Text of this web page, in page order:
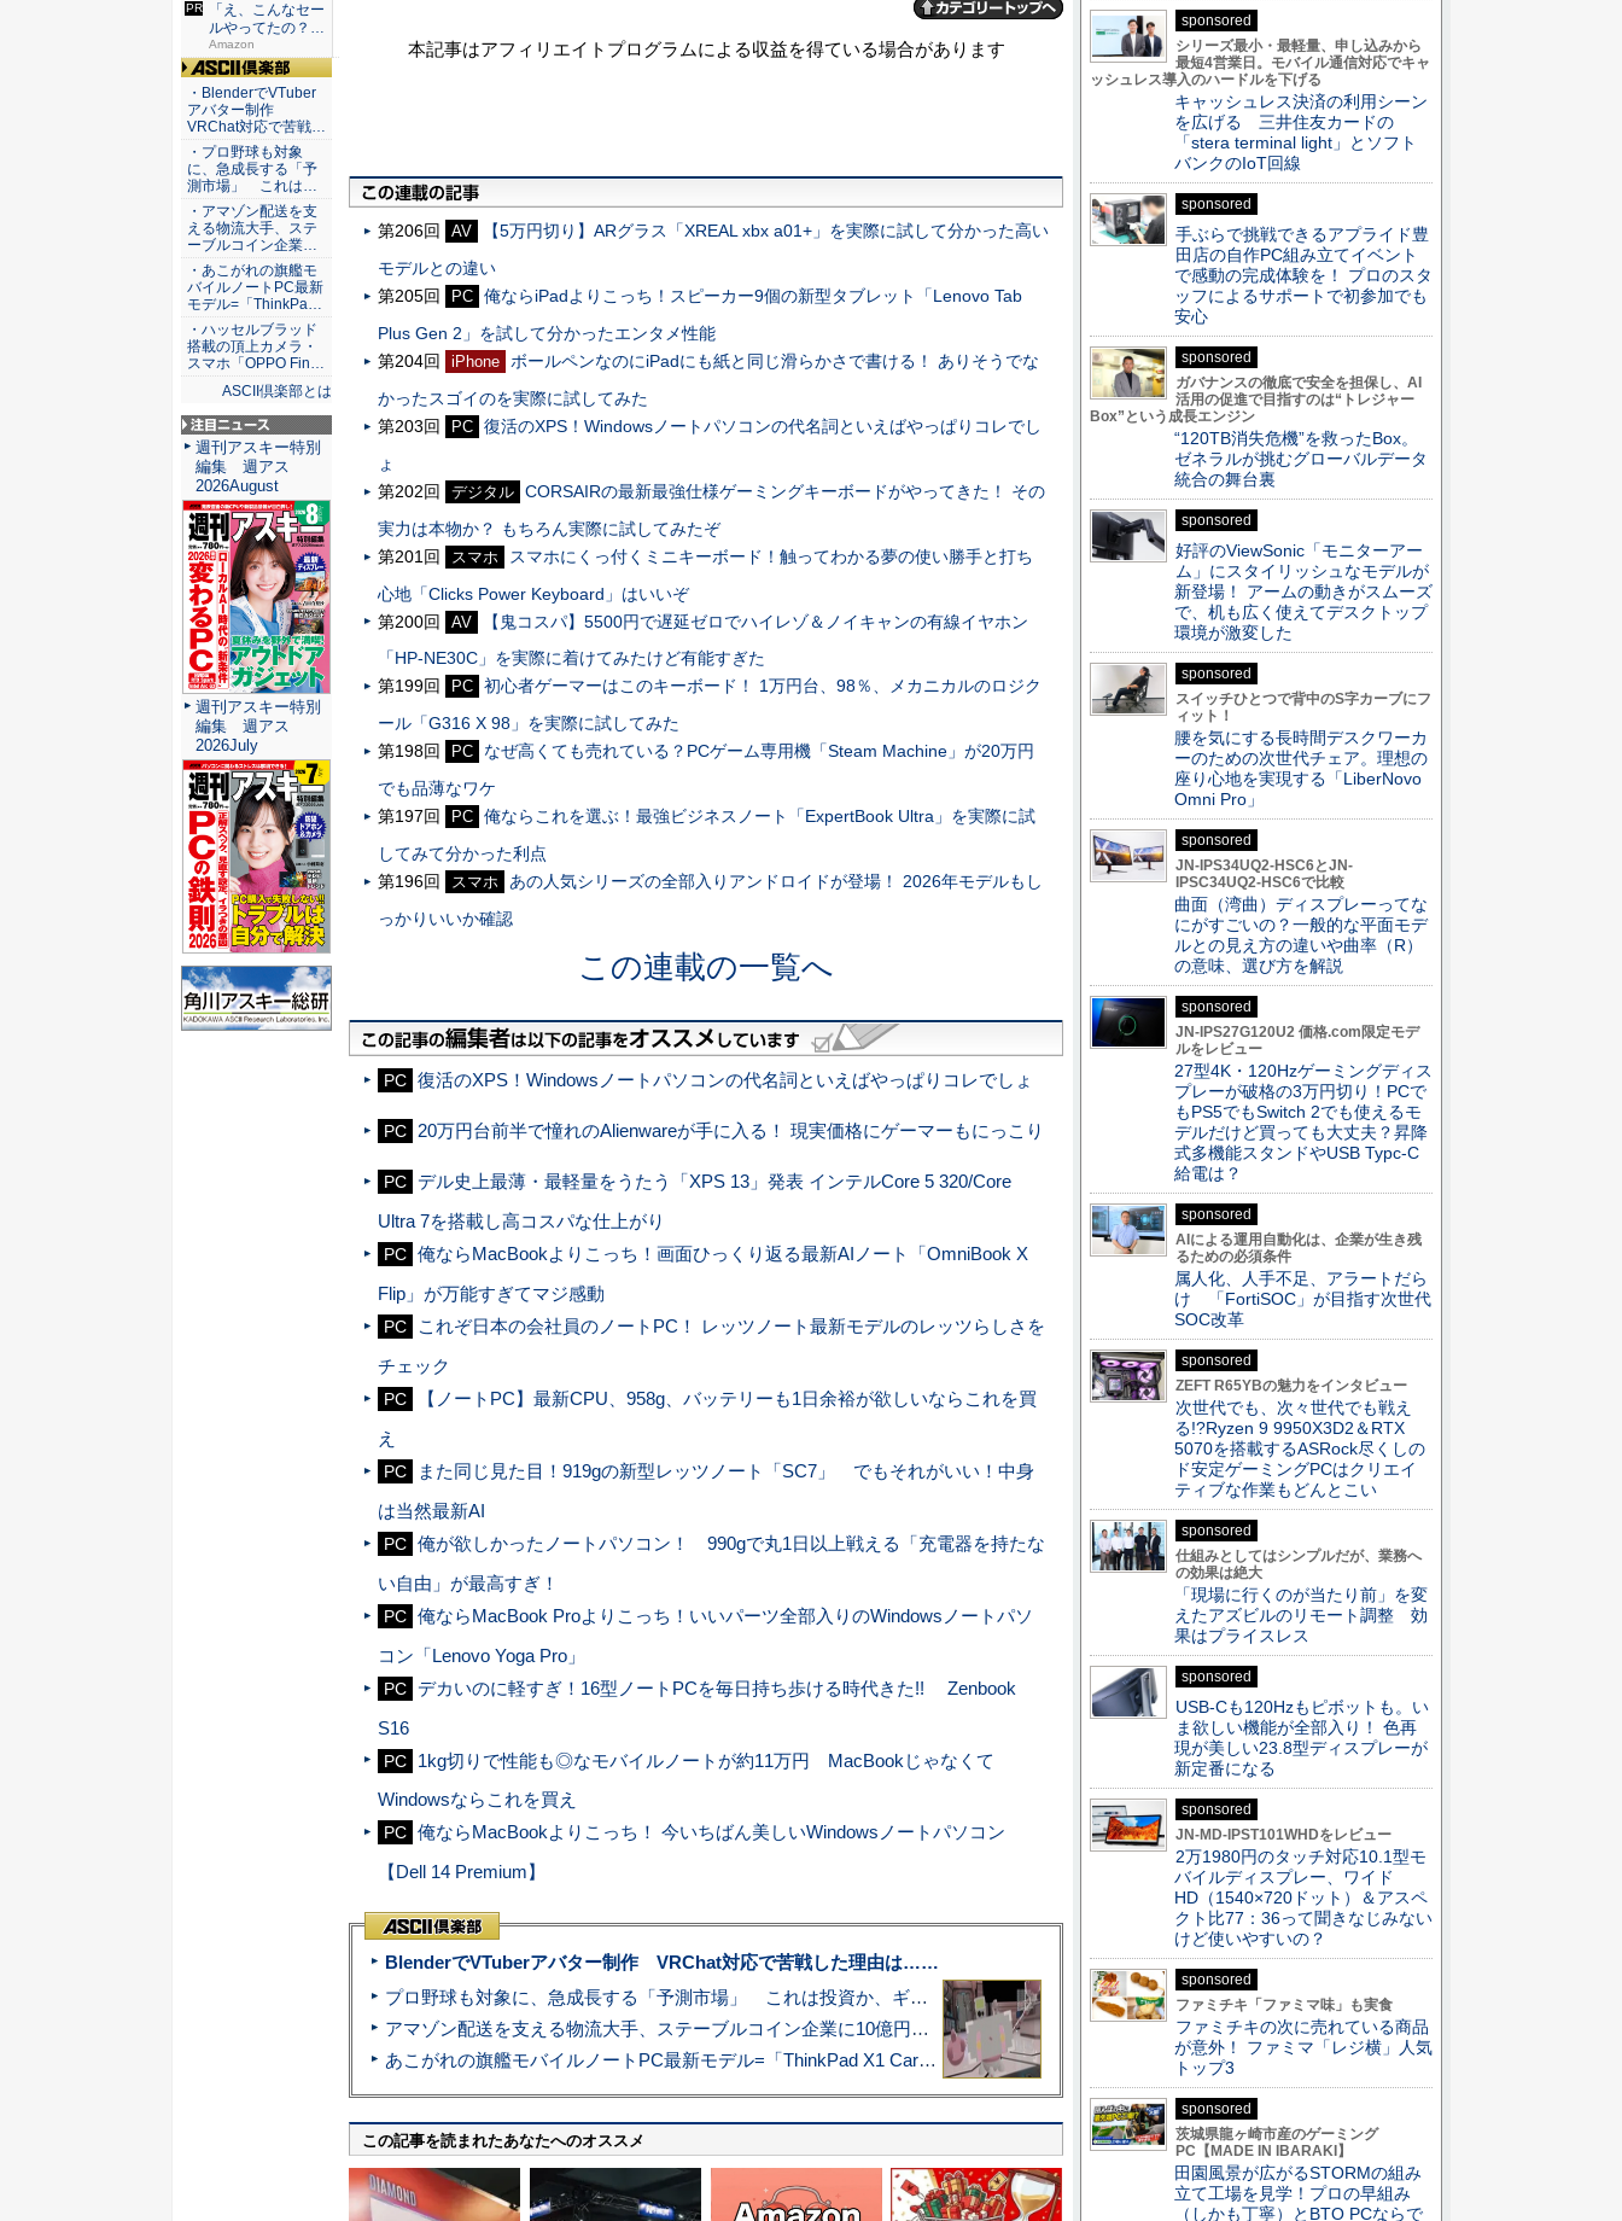
本記事はアフィリエイトプログラムによる収益を得ている場合があります
第206回 AV
【5万円切り】ARグラス「XREAL xbx a01+」を実際に試して分かった高い
モデルとの違い
第205回
PC 俺ならiPadよりこっち！スピーカー9個の新型タブレット「Lenovo Tab
Plus Gen 2」を試して分かったエンタメ性能
第204回
iPhone
ボールペンなのにiPadにも紙と同じ滑らかさで書ける！ ありそうでな
かったスゴイのを実際に試してみた
第203回
PC 復活のXPS！Windowsノートパソコンの代名詞といえばやっぱりコレでし
ょ
第202回
デジタル CORSAIRの最新最強仕様ゲーミングキーボードがやってきた！ その
実力は本物か？ もちろん実際に試してみたぞ
第201回
スマホ
スマホにくっ付くミニキーボード！触ってわかる夢の使い勝手と打ち
心地「Clicks Power Keyboard」はいいぞ
第200回
AV
【鬼コスパ】5500円で遅延ゼロでハイレゾ＆ノイキャンの有線イヤホン
「HP-NE30C」を実際に着けてみたけど有能すぎた
第199回
PC 初心者ゲーマーはこのキーボード！ 1万円台、98％、メカニカルのロジク
ール「G316 X 98」を実際に試してみた
第198回
PC
なぜ高くても売れている？PCゲーム専用機「Steam Machine」が20万円
でも品薄なワケ
第197回
PC 俺ならこれを選ぶ！最強ビジネスノート「ExpertBook Ultra」を実際に試
してみて分かった利点
第196回
スマホ
あの人気シリーズの全部入りアンドロイドが登場！ 2026年モデルもし
っかりいいか確認
この連載の一覧へ
PC 復活のXPS！Windowsノートパソコンの代名詞といえばやっぱりコレでしょ
PC 20万円台前半で憧れのAlienwareが手に入る！ 現実価格にゲーマーもにっこり
PC
デル史上最薄・最軽量をうたう「XPS 13」発表 インテルCore 5 320/Core
Ultra 7を搭載し高コスパな仕上がり
PC 俺ならMacBookよりこっち！画面ひっくり返る最新AIノート「OmniBook X
Flip」が万能すぎてマジ感動
PC
これぞ日本の会社員のノートPC！ レッツノート最新モデルのレッツらしさを
チェック
PC
【ノートPC】最新CPU、958g、バッテリーも1日余裕が欲しいならこれを買
え
PC
また同じ見た目！919gの新型レッツノート「SC7」 でもそれがいい！中身
は当然最新AI
PC 俺が欲しかったノートパソコン！ 990gで丸1日以上戦える「充電器を持たな
い自由」が最高すぎ！
PC 俺ならMacBook Proよりこっち！いいパーツ全部入りのWindowsノートパソ
コン「Lenovo Yoga Pro」
PC
デカいのに軽すぎ！16型ノートPCを毎日持ち歩ける時代きた!! Zenbook
S16
PC
1kg切りで性能も◎なモバイルノートが約11万円 MacBookじゃなくて
Windowsならこれを買え
PC 俺ならMacBookよりこっち！ 今いちばん美しいWindowsノートパソコン
【Dell 14 Premium】
BlenderでVTuberアバター制作 VRChat対応で苦戦した理由は……
プロ野球も対象に、急成長する「予測市場」 これは投資か、ギャンブルか
アマゾン配送を支える物流大手、ステーブルコイン企業に10億円投資のワケ
あこがれの旗艦モバイルノートPC最新モデル=「ThinkPad X1 Carbon Gen 14 Aura Edition」実機レビュー
この記事を読まれたあなたへのオススメ
「え、こんなセー
ルやってたの？」
80％O...
Amazon
ASCII倶楽部
・BlenderでVTuber
アバター制作
VRChat対応で苦戦…
・プロ野球も対象
に、急成長する「予
測市場」 これは…
・アマゾン配送を支
える物流大手、ステ
ーブルコイン企業…
・あこがれの旗艦モ
バイルノートPC最新
モデル=「ThinkPa…
・ハッセルブラッド
搭載の頂上カメラ・
スマホ「OPPO Fin…
ASCII倶楽部とは
注目ニュース
週刊アスキー特別
編集 週アス
2026August
週刊アスキー特別
編集 週アス
2026July
sponsored
シリーズ最小・最軽量、申し込みから
最短4営業日。モバイル通信対応でキャ
ッシュレス導入のハードルを下げる
キャッシュレス決済の利用シーン
を広げる 三井住友カードの
「stera terminal light」とソフト
バンクのIoT回線
sponsored
手ぶらで挑戦できるアプライド豊
田店の自作PC組み立てイベント
で感動の完成体験を！ プロのスタ
ッフによるサポートで初参加でも
安心
sponsored
ガバナンスの徹底で安全を担保し、AI
活用の促進で目指すのは“トレジャー
Box”という成長エンジン
“120TB消失危機”を救ったBox。
ゼネラルが挑むグローバルデータ
統合の舞台裏
sponsored
好評のViewSonic「モニターアー
ム」にスタイリッシュなモデルが
新登場！ アームの動きがスムーズ
で、机も広く使えてデスクトップ
環境が激変した
sponsored
スイッチひとつで背中のS字カーブにフ
ィット！
腰を気にする長時間デスクワーカ
ーのための次世代チェア。理想の
座り心地を実現する「LiberNovo
Omni Pro」
sponsored
JN-IPS34UQ2-HSC6とJN-
IPSC34UQ2-HSC6で比較
曲面（湾曲）ディスプレーってな
にがすごいの？一般的な平面モデ
ルとの見え方の違いや曲率（R）
の意味、選び方を解説
sponsored
JN-IPS27G120U2 価格.com限定モデ
ルをレビュー
27型4K・120Hzゲーミングディス
プレーが破格の3万円切り！PCで
もPS5でもSwitch 2でも使えるモ
デルだけど買っても大丈夫？昇降
式多機能スタンドやUSB Typc-C
給電は？
sponsored
AIによる運用自動化は、企業が生き残
るための必須条件
属人化、人手不足、アラートだら
け 「FortiSOC」が目指す次世代
SOC改革
sponsored
ZEFT R65YBの魅力をインタビュー
次世代でも、次々世代でも戦え
る!?Ryzen 9 9950X3D2＆RTX
5070を搭載するASRock尽くしの
ド安定ゲーミングPCはクリエイ
ティブな作業もどんとこい
sponsored
仕組みとしてはシンプルだが、業務へ
の効果は絶大
「現場に行くのが当たり前」を変
えたアズビルのリモート調整 効
果はプライスレス
sponsored
USB-Cも120Hzもピボットも。い
ま欲しい機能が全部入り！ 色再
現が美しい23.8型ディスプレーが
新定番になる
sponsored
JN-MD-IPST101WHDをレビュー
2万1980円のタッチ対応10.1型モ
バイルディスプレー、ワイド
HD（1540×720ドット）＆アスペ
クト比77：36って聞きなじみない
けど使いやすいの？
sponsored
ファミチキ「ファミマ味」も実食
ファミチキの次に売れている商品
が意外！ ファミマ「レジ横」人気
トップ3
sponsored
茨城県龍ヶ崎市産のゲーミング
PC【MADE IN IBARAKI】
田園風景が広がるSTORMの組み
立て工場を見学！プロの早組み
（しかも丁寧）とBTO PCならで